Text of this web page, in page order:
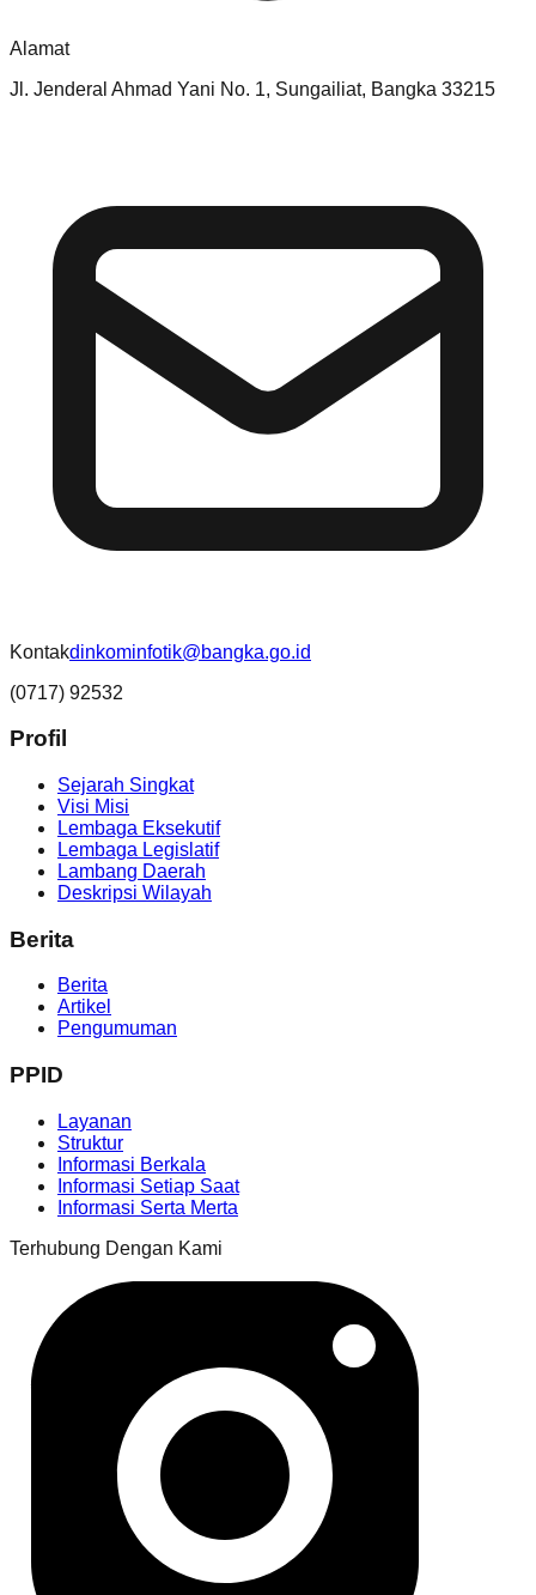
Alamat
Jl. Jenderal Ahmad Yani No. 1, Sungailiat, Bangka 33215
Kontakdinkominfotik@bangka.go.id
(0717) 92532
Profil
Sejarah Singkat
Visi Misi
Lembaga Eksekutif
Lembaga Legislatif
Lambang Daerah
Deskripsi Wilayah
Berita
Berita
Artikel
Pengumuman
PPID
Layanan
Struktur
Informasi Berkala
Informasi Setiap Saat
Informasi Serta Merta
Terhubung Dengan Kami